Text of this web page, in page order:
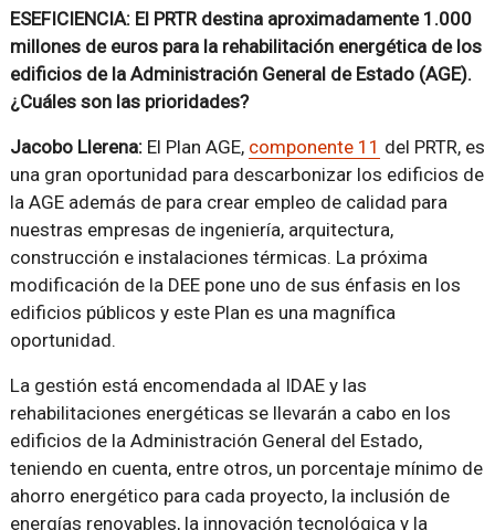
ESEFICIENCIA: El PRTR destina aproximadamente 1.000
millones de euros para la rehabilitación energética de los
edificios de la Administración General de Estado (AGE).
¿Cuáles son las prioridades?
Jacobo Llerena:El Plan AGE, componente 11 del PRTR, es
una gran oportunidad para descarbonizar los edificios de
la AGE además de para crear empleo de calidad para
nuestras empresas de ingeniería, arquitectura,
construcción e instalaciones térmicas. La próxima
modificación de la DEE pone uno de sus énfasis en los
edificios públicos y este Plan es una magnífica
oportunidad.
La gestión está encomendada al IDAE y las
rehabilitaciones energéticas se llevarán a cabo en los
edificios de la Administración General del Estado,
teniendo en cuenta, entre otros, un porcentaje mínimo de
ahorro energético para cada proyecto, la inclusión de
energías renovables, la innovación tecnológica y la